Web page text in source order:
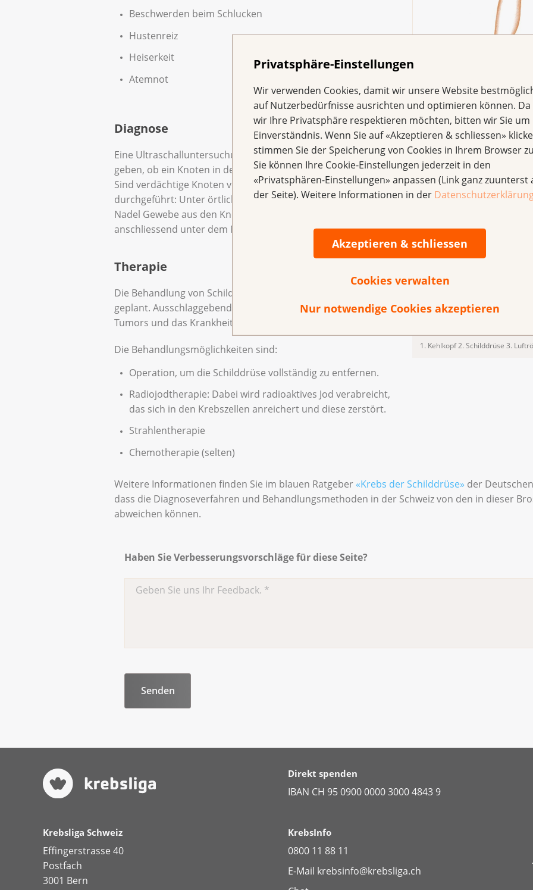
Privatsphäre-Einstellungen
Wir verwenden Cookies, damit wir unsere Website
auf Nutzerbedürfnisse ausrichten und optimieren können. Da
wir Ihre Privatsphäre respektieren möchten, bitten wir Sie um
Einverständnis. Wenn Sie auf «Akzeptieren & schliessen»
stimmen Sie der Speicherung von Cookies in Ihrem Browser
Sie können Ihre Cookie-Einstellungen jederzeit in den
«Privatsphären-Einstellungen» anpassen (Link ganz zuunterst
der Seite). Weitere Informationen in der
Akzeptieren & schliessen
Cookies verwalten
Nur notwendige Cookies akzeptieren
Schilddrüse und benachbarte
1. Kehlkopf 2. Schilddrüse 3.
Beschwerden beim Schlucken
Hustenreiz
Heiserkeit
Atemnot
Diagnose
Eine Ultraschalluntersuchung kann erste Hinweise darauf
geben, ob ein Knoten in der Schilddrüse gut- oder bösartig ist.
Sind verdächtige Knoten vorhanden, wird eine Biopsie
durchgeführt: Unter örtlicher Betäubung wird mit einer feinen
Nadel Gewebe aus den Knoten entnommen und
anschliessend unter dem Mikroskop untersucht.
Therapie
Die Behandlung von Schilddrüsenkrebs wird individuell
geplant. Ausschlaggebend für die Behandlung sind die Art des
Tumors und das Krankheitsstadium.
Die Behandlungsmöglichkeiten sind:
Operation, um die Schilddrüse vollständig zu entfernen.
Radiojodtherapie: Dabei wird radioaktives Jod verabreicht,
das sich in den Krebszellen anreichert und diese zerstört.
Strahlentherapie
Chemotherapie (selten)
Weitere Informationen finden Sie im blauen Ratgeber «Krebs der Schilddrüse» der
dass die Diagnoseverfahren und Behandlungsmethoden in der Schweiz von den in dieser
abweichen können.
Haben Sie Verbesserungsvorschläge für diese Seite?
Direkt spenden
IBAN CH 95 0900 0000 3000 4843 9
Krebsliga Schweiz
Effingerstrasse 40
Postfach
3001 Bern
KrebsInfo
0800 11 88 11
E-Mail krebsinfo@krebsliga.ch